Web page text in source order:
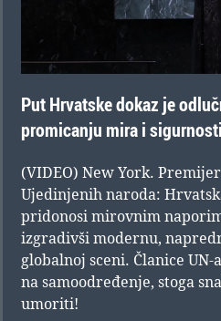
Put Hrvatske dokaz je
promicanju mira i
(VIDEO) New York.
Ujedinjenih naroda:
pridonosi mirovnim
izgradivši modernu,
globalnoj sceni. Članice
na samoodređenje, stoga
umoriti!